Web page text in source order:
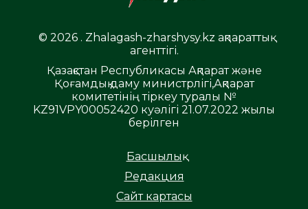
© 2026 . Zhalagash-zharshysy.kz ақпараттық
агенттігі.
Қазақстан Республикасы Ақпарат және
Қоғамдық даму министрлігі,Ақпарат
комитетінің тіркеу туралы №
KZ91VPY00052420 куәлігі 21.07.2022 жылы
берілген
Басшылық
Редакция
Сайт картасы